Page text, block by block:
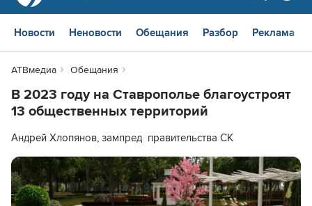
Новости Неновости Обещания Разбор Реклама
АТВмедиа Обещания
В 2023 году на Ставрополье благоустроят
13 общественных территорий
Андрей Хлопянов, зампред правительства СК